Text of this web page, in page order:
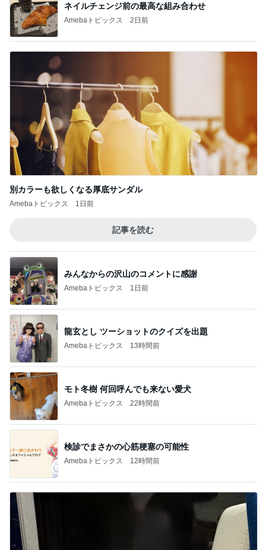
ネイルチェンジ前の最高な組み合わせ
Amebaトピックス 2日前
別カラーも欲しくなる厚底サンダル
Amebaトピックス 1日前
記事を読む
みんなからの沢山のコメントに感謝
Amebaトピックス 1日前
龍玄とし ツーショットのクイズを出題
Amebaトピックス 13時間前
モト冬樹 何回呼んでも来ない愛犬
Amebaトピックス 22時間前
検診でまさかの心筋梗塞の可能性
Amebaトピックス 12時間前